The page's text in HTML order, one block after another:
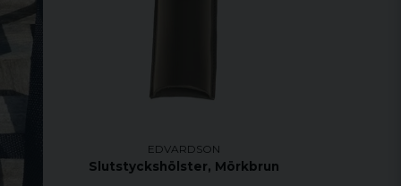
EDVARDSON
Slutstyckshölster, Mörkbrun